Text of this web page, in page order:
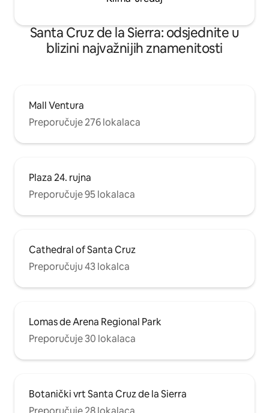
Santa Cruz de la Sierra: odsjednite u
blizini najvažnijih znamenitosti
Mall Ventura
Preporučuje 276 lokalaca
Plaza 24. rujna
Preporučuje 95 lokalaca
Cathedral of Santa Cruz
Preporučuju 43 lokalca
Lomas de Arena Regional Park
Preporučuje 30 lokalaca
Botanički vrt Santa Cruz de la Sierra